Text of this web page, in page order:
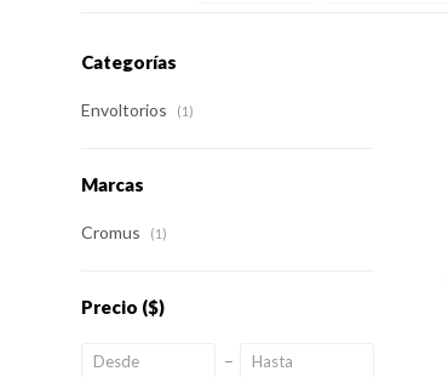
Categorías
Envoltorios (1)
Marcas
Cromus (1)
Precio ($)